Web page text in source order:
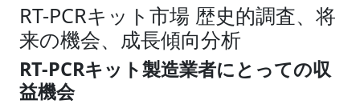
RT-PCRキット市場 歴史的調査、将
来の機会、成長傾向分析
RT-PCRキット製造業者にとっての収
益機会